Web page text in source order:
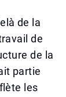
de la
de
de la
partie
les